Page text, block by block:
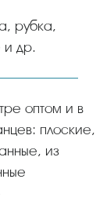
рубка,
и др.
плоские,
из